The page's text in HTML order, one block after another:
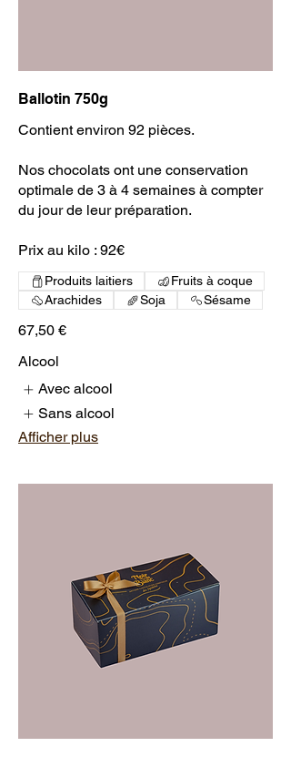
Ballotin 750g
Contient environ 92 pièces.
Nos chocolats ont une conservation
optimale de 3 à 4 semaines à compter
du jour de leur préparation.
Prix au kilo : 92€
67,50 €
Produits laitiers
Fruits à coque
Arachides
Soja Sésame
Alcool
Avec alcool
Sans alcool
Afficher plus